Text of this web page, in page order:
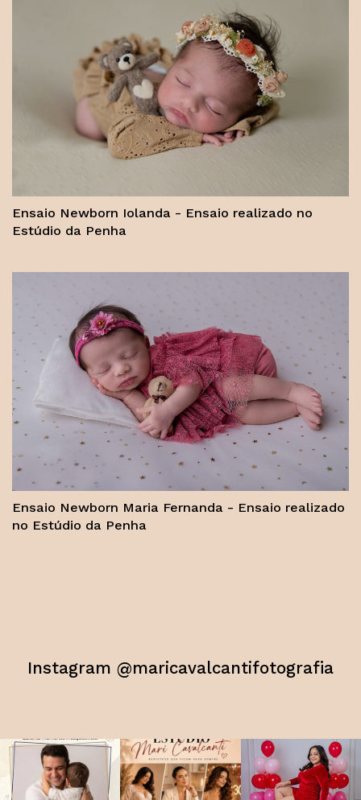
Ensaio Newborn Iolanda - Ensaio realizado no
Estúdio da Penha
Ensaio Newborn Maria Fernanda - Ensaio realizado
no Estúdio da Penha
Instagram @maricavalcantifotografia